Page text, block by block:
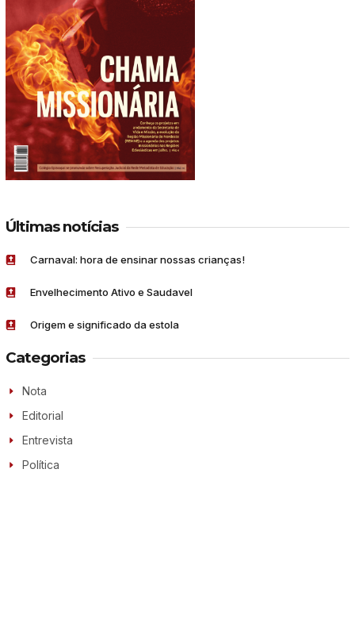
Últimas notícias
Carnaval: hora de ensinar nossas crianças!
Envelhecimento Ativo e Saudavel
Origem e significado da estola
Categorias
Nota
Editorial
Entrevista
Política